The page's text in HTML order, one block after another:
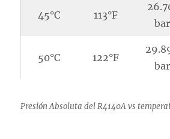
45°C 113°F
bar
50°C 122°F
bar
Presión Absoluta del R4140A vs